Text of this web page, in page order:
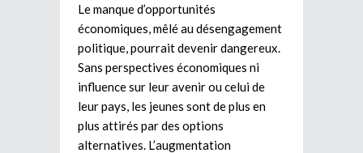
Le manque d’opportunités
économiques, mêlé au désengagement
politique, pourrait devenir dangereux.
Sans perspectives économiques ni
influence sur leur avenir ou celui de
leur pays, les jeunes sont de plus en
plus attirés par des options
alternatives. L’augmentation